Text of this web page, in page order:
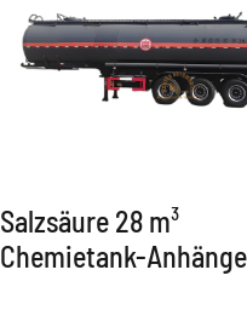
Salzsäure 28 m³
Chemietank-